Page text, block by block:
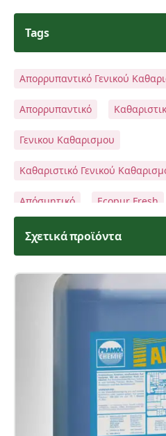
Tags
Απορρυπαντικό Γενικού
Απορρυπαντικό
Γενικου Καθαρισμου
Καθαριστικό Γενικού
Απόσμητικό Ecopur Fresh
Σχετικά προϊόντα